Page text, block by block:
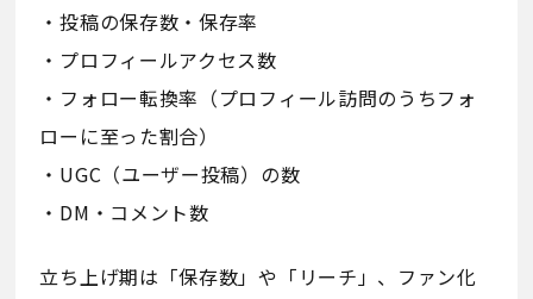
・投稿の保存数・保存率
・プロフィールアクセス数
・フォロー転換率（プロフィール訪問のうちフォ
ローに至った割合）
・UGC（ユーザー投稿）の数
・DM・コメント数
立ち上げ期は「保存数」や「リーチ」、ファン化